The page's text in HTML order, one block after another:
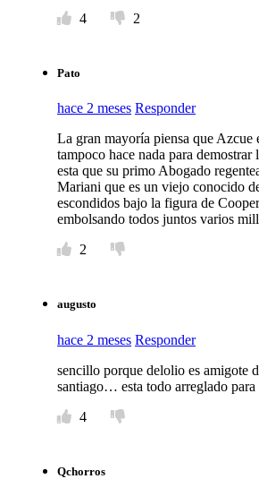
4 2
Pato
hace 2 meses Responder
La gran mayoría piensa que Azcue
tampoco hace nada para
esta que su primo Abogado
Mariani que es un viejo conocido
escondidos bajo la figura de
embolsando todos juntos varios
2
augusto
hace 2 meses Responder
sencillo porque delolio es amigote
santiago… esta todo arreglado para
4
Qchorros